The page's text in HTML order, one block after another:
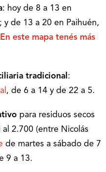
: hoy de 8 a 13 en
y de 13 a 20 en Paihuén,
En este mapa tenés más
tradicional :
, de 6 a 14 y de 22 a 5.
para residuos secos
2.700 (entre Nicolás
de martes a sábado de 7
9 a 13.